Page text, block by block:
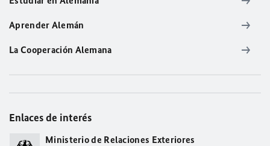
Aprender Alemán
La Cooperación Alemana
Enlaces de interés
Ministerio de Relaciones Exteriores